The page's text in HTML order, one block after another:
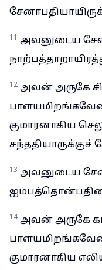
11 அவனுடைய
12 அவன் அருகே
குமாரனாகிய
13 அவனுடைய
14 அவன் அருகே
குமாரனாகிய